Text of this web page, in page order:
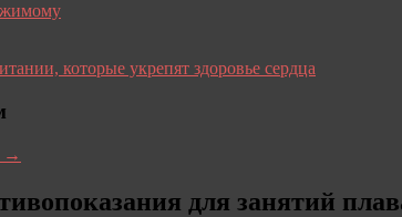
которые укрепят здоровье сердца
→
для занятий